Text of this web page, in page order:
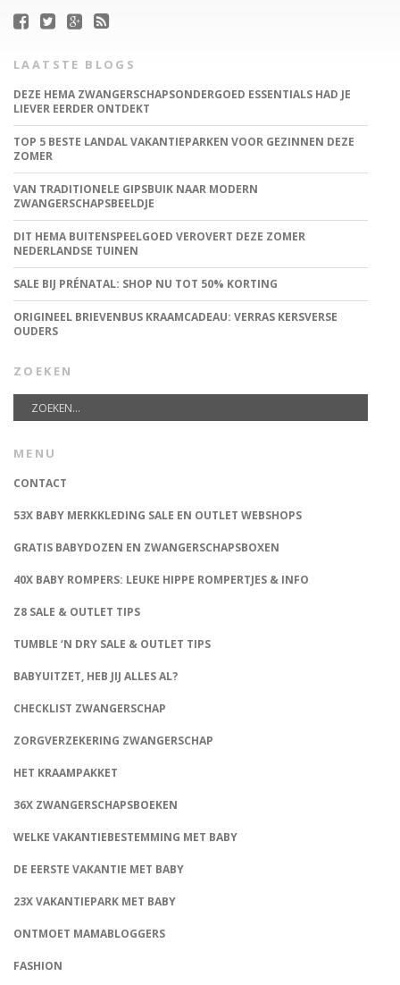
LAATSTE BLOGS
DEZE HEMA ZWANGERSCHAPSONDERGOED ESSENTIALS HAD JE
LIEVER EERDER ONTDEKT
TOP 5 BESTE LANDAL VAKANTIEPARKEN VOOR GEZINNEN DEZE
ZOMER
VAN TRADITIONELE GIPSBUIK NAAR MODERN
ZWANGERSCHAPSBEELDJE
DIT HEMA BUITENSPEELGOED VEROVERT DEZE ZOMER
NEDERLANDSE TUINEN
SALE BIJ PRÉNATAL: SHOP NU TOT 50% KORTING
ORIGINEEL BRIEVENBUS KRAAMCADEAU: VERRAS KERSVERSE
OUDERS
ZOEKEN
MENU
CONTACT
53X BABY MERKKLEDING SALE EN OUTLET WEBSHOPS
GRATIS BABYDOZEN EN ZWANGERSCHAPSBOXEN
40X BABY ROMPERS: LEUKE HIPPE ROMPERTJES & INFO
Z8 SALE & OUTLET TIPS
TUMBLE ‘N DRY SALE & OUTLET TIPS
BABYUITZET, HEB JIJ ALLES AL?
CHECKLIST ZWANGERSCHAP
ZORGVERZEKERING ZWANGERSCHAP
HET KRAAMPAKKET
36X ZWANGERSCHAPSBOEKEN
WELKE VAKANTIEBESTEMMING MET BABY
DE EERSTE VAKANTIE MET BABY
23X VAKANTIEPARK MET BABY
ONTMOET MAMABLOGGERS
FASHION